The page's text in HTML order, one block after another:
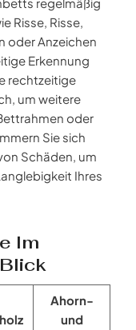
regelmäßig
Risse, Risse,
oder Anzeichen
Erkennung
rechtzeitige
um weitere
oder
Sie sich
Schäden, um
Ihres
Im
Ahorn-
und